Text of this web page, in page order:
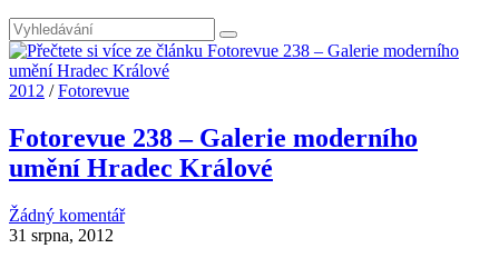
2012 /Fotorevue
Fotorevue 238 – Galerie moderního
umění Hradec Králové
Žádný komentář
31 srpna, 2012